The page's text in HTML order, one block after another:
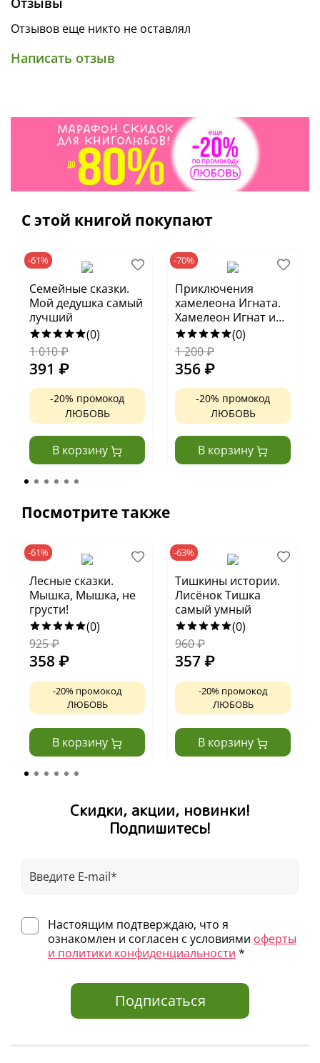
• Великолепные сюжетные иллюстрации
Отзывов еще никто не оставлял
Написать отзыв
С этой книгой покупают
-61%
Семейные сказки.
Мой дедушка самый
лучший
(0)
1 010₽
391 ₽
-20% промокод
ЛЮБОВЬ
В корзину
-70%
Приключения
хамелеона Игната.
Хамелеон Игнат и
невероятная груша
(0)
1 200₽
356 ₽
-20% промокод
ЛЮБОВЬ
В корзину
Посмотрите также
-61%
Лесные сказки.
Мышка, Мышка, не
грусти!
(0)
925₽
358 ₽
-20% промокод
ЛЮБОВЬ
В корзину
-63%
Тишкины истории.
Лисёнок Тишка
самый умный
(0)
960₽
357 ₽
-20% промокод
ЛЮБОВЬ
В корзину
Скидки, акции, новинки!
Подпишитесь!
Настоящим подтверждаю, что я
ознакомлен и согласен с условиями оферты
и политики конфиденциальности *
Подписаться